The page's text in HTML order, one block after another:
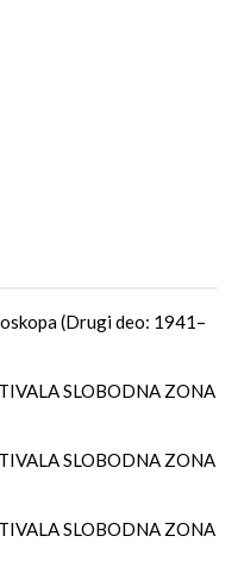
(Drugi deo: 1941–
SLOBODNA ZONA
SLOBODNA ZONA
SLOBODNA ZONA